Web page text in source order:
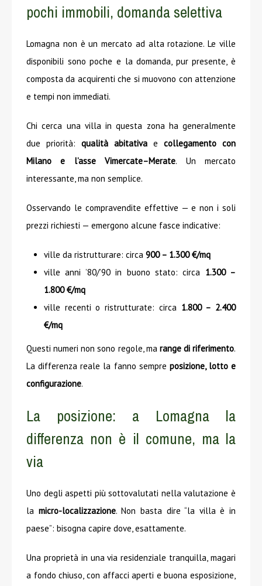
pochi immobili, domanda selettiva
Lomagna non è un mercato ad alta rotazione. Le ville
disponibili sono poche e la domanda, pur presente, è
composta da acquirenti che si muovono con attenzione
e tempi non immediati.
Chi cerca una villa in questa zona ha generalmente
due priorità: qualità abitativa e collegamento con
Milano e l’asse Vimercate–Merate. Un mercato
interessante, ma non semplice.
Osservando le compravendite effettive — e non i soli
prezzi richiesti — emergono alcune fasce indicative:
ville da ristrutturare: circa 900 – 1.300 €/mq
ville anni ’80/’90 in buono stato: circa 1.300 –
1.800 €/mq
ville recenti o ristrutturate: circa 1.800 – 2.400
€/mq
Questi numeri non sono regole, ma range di riferimento.
La differenza reale la fanno sempre posizione, lotto e
configurazione.
La posizione: a Lomagna la
differenza non è il comune, ma la
via
Uno degli aspetti più sottovalutati nella valutazione è
la micro-localizzazione. Non basta dire “la villa è in
paese”: bisogna capire dove, esattamente.
Una proprietà in una via residenziale tranquilla, magari
a fondo chiuso, con affacci aperti e buona esposizione,